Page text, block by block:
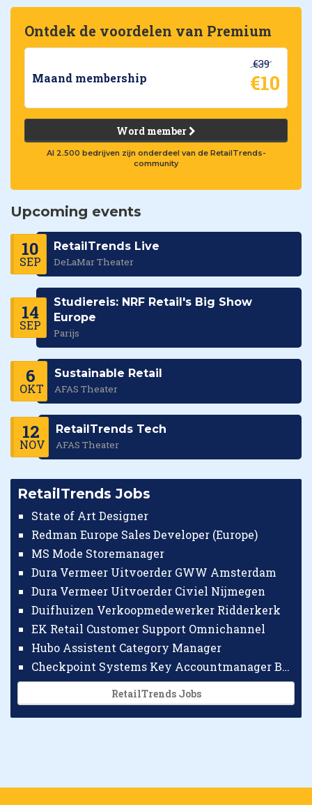
Ontdek de voordelen van Premium
Maand membership
€39
€10
Word member
Al 2.500 bedrijven zijn onderdeel van de RetailTrends-
community
Upcoming events
10
SEP
RetailTrends Live
DeLaMar Theater
14
SEP
Studiereis: NRF Retail's Big Show
Europe
Parijs
6
OKT
Sustainable Retail
AFAS Theater
12
NOV
RetailTrends Tech
AFAS Theater
RetailTrends Jobs
State of Art Designer
Redman Europe Sales Developer (Europe)
MS Mode Storemanager
Dura Vermeer Uitvoerder GWW Amsterdam
Dura Vermeer Uitvoerder Civiel Nijmegen
Duifhuizen Verkoopmedewerker Ridderkerk
EK Retail Customer Support Omnichannel
Hubo Assistent Category Manager
Checkpoint Systems Key Accountmanager Benelux
RetailTrends Jobs